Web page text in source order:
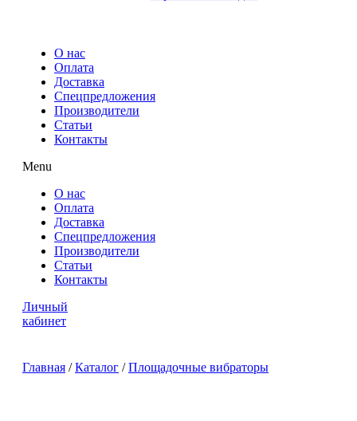
О нас
Оплата
Доставка
Спецпредложения
Производители
Статьи
Контакты
Menu
О нас
Оплата
Доставка
Спецпредложения
Производители
Статьи
Контакты
Личный
кабинет
Главная /Каталог /Площадочные вибраторы